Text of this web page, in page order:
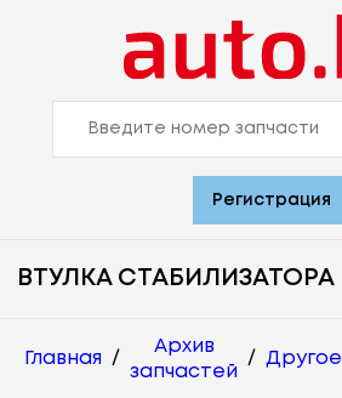
Регистрация
ВТУЛКА СТАБИЛИЗАТОРА
Главная /
Архив
запчастей
/ Другое